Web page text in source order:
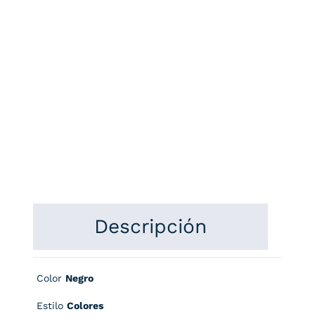
Descripción
Color Negro
Estilo Colores